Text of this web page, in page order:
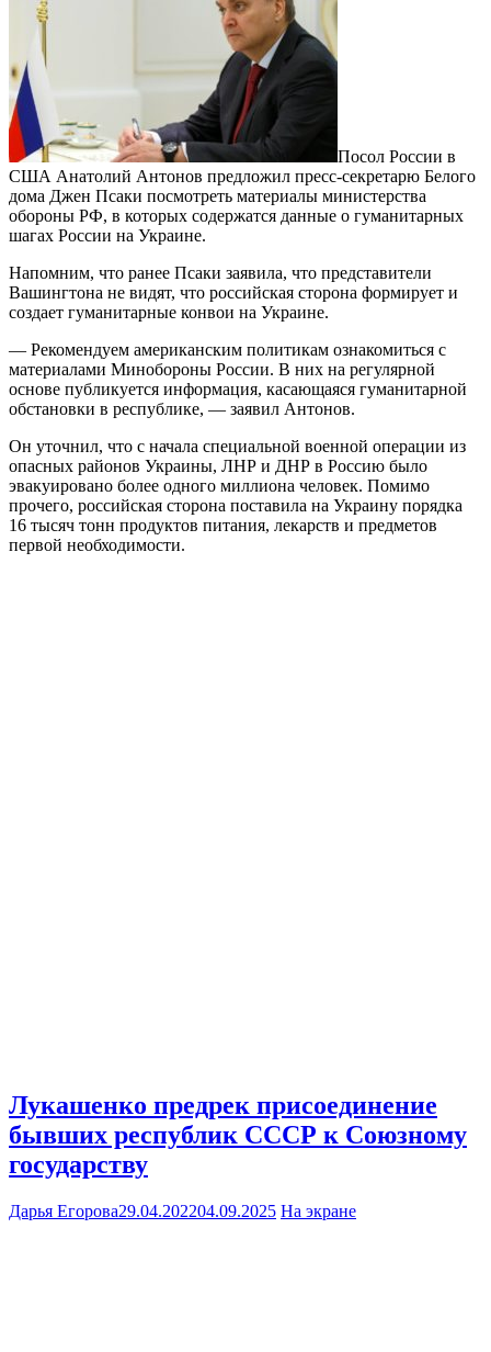
Посол России в
США Анатолий Антонов предложил пресс-секретарю Белого
дома Джен Псаки посмотреть материалы министерства
обороны РФ, в которых содержатся данные о гуманитарных
шагах России на Украине.
Напомним, что ранее Псаки заявила, что представители
Вашингтона не видят, что российская сторона формирует и
создает гуманитарные конвои на Украине.
— Рекомендуем американским политикам ознакомиться с
материалами Минобороны России. В них на регулярной
основе публикуется информация, касающаяся гуманитарной
обстановки в республике, — заявил Антонов.
Он уточнил, что с начала специальной военной операции из
опасных районов Украины, ЛНР и ДНР в Россию было
эвакуировано более одного миллиона человек. Помимо
прочего, российская сторона поставила на Украину порядка
16 тысяч тонн продуктов питания, лекарств и предметов
первой необходимости.
Лукашенко предрек присоединение
бывших республик СССР к Союзному
государству
Дарья Егорова29.04.202204.09.2025 На экране